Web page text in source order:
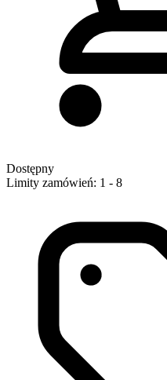
Dostępny
Limity zamówień: 1 - 8